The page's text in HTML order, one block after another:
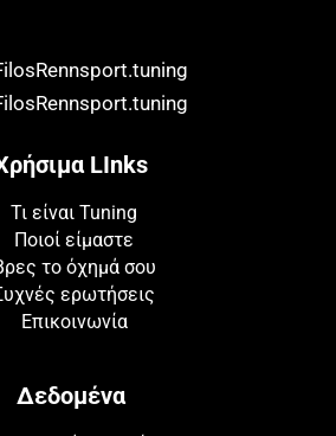
LInks
Τι είναι Tuning
Ποιοί είμαστε
το όχημά σου
ερωτήσεις
Επικοινωνία
Δεδομένα